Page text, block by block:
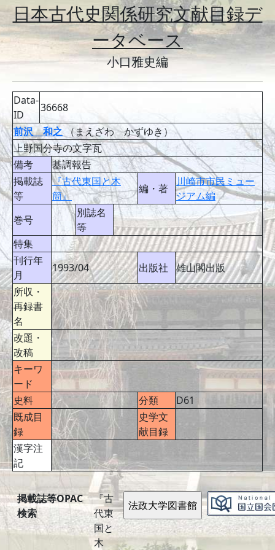
日本古代史関係研究文献目録デ
ータベース
小口雅史編
Data-
ID
36668
前沢 和之（まえざわ かずゆき）
上野国分寺の文字瓦
備考
基調報告
掲載誌
等
『古代東国と木
簡』
編・著
川崎市市民ミュー
ジアム編
巻号
別誌名
等
特集
刊行年
月
1993/04 出版社
雄山閣出版
所収・
再録書
名
改題・
改稿
キーワ
ード
史料
分類
D61
既成目
録
史学文
献目録
漢字注
記
掲載誌等OPAC
検索
『古
代東
国と
木